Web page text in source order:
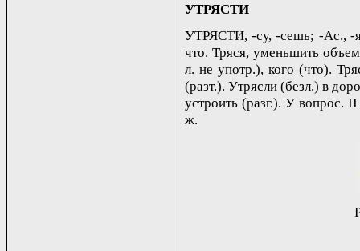
УТРЯСТИ
УТРЯСТИ, -су, -сешь; -Ас., -
что. Тряся, уменьшить
л. не употр.), кого (что).
(разт.). Утрясли (безл.) в
устроить (разг.). У вопрос.
ж.